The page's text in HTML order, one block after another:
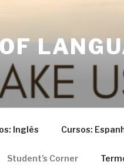
Inglês Cursos:
Student’s Corner